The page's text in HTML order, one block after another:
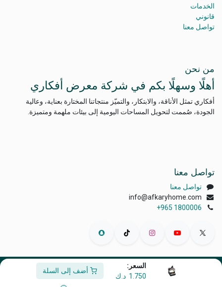
السعر:
1.750 د.ك
أضف إلى السلة
الخدمات
قانوني
تواصل معنا
من نحن
أهلًا وسهلًا بكم في شركة معرض أفكاري
أفكاري تمثل الأناقة، والابتكار، والتميّز منتجاتنا المختارة بعناية، وعالية
الجودة، صُممت لتحويل المساحات اليومية إلى بيئات ملهمة ومتميزة.
تواصل معنا
تواصل معنا
info@afkaryhome.com
+965 1800006
الْعَرَبيّة English (US)